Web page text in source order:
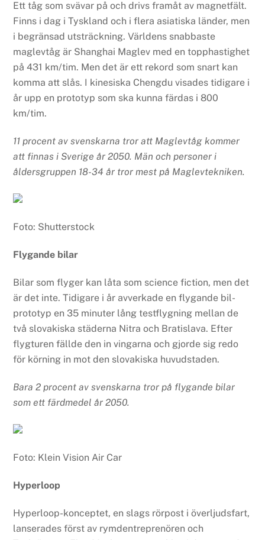
Ett tåg som svävar på och drivs framåt av magnetfält.
Finns i dag i Tyskland och i flera asiatiska länder, men
i begränsad utsträckning. Världens snabbaste
maglevtåg är Shanghai Maglev med en topphastighet
på 431 km/tim. Men det är ett rekord som snart kan
komma att slås. I kinesiska Chengdu visades tidigare i
år upp en prototyp som ska kunna färdas i 800
km/tim.
11 procent av svenskarna tror att Maglevtåg kommer
att finnas i Sverige år 2050. Män och personer i
åldersgruppen 18-34 år tror mest på Maglevtekniken.
Foto: Shutterstock
Flygande bilar
Bilar som flyger kan låta som science fiction, men det
är det inte. Tidigare i år avverkade en flygande bil-
prototyp en 35 minuter lång testflygning mellan de
två slovakiska städerna Nitra och Bratislava. Efter
flygturen fällde den in vingarna och gjorde sig redo
för körning in mot den slovakiska huvudstaden.
Bara 2 procent av svenskarna tror på flygande bilar
som ett färdmedel år 2050.
Foto: Klein Vision Air Car
Hyperloop
Hyperloop-konceptet, en slags rörpost i överljudsfart,
lanserades först av rymdentreprenören och